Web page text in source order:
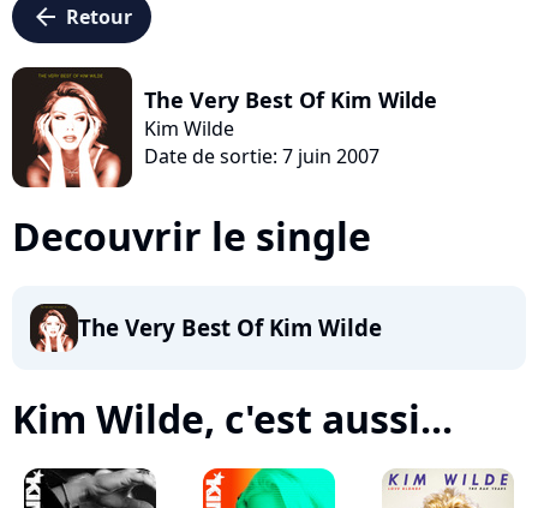
arrow_left Retour
The Very Best Of Kim Wilde
Kim Wilde
Date de sortie: 7 juin 2007
Decouvrir le single
The Very Best Of Kim Wilde
Kim Wilde, c'est aussi...